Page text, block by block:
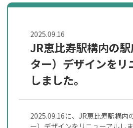
LINE
2025.09.16
JR恵比寿駅構内の
ター）デザインをリ
しました。
2025.09.16に、JR恵比寿駅構内